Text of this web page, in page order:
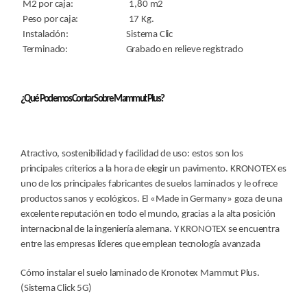
M2 por caja: 1,80 m2
Peso por caja: 17 Kg.
Instalación: Sistema Clic
Terminado: Grabado en relieve registrado
¿Qué Podemos Contar Sobre Mammut Plus?
Atractivo, sostenibilidad y facilidad de uso: estos son los
principales criterios a la hora de elegir un pavimento. KRONOTEX es
uno de los principales fabricantes de suelos laminados y le ofrece
productos sanos y ecológicos. El «Made in Germany» goza de una
excelente reputación en todo el mundo, gracias a la alta posición
internacional de la ingeniería alemana. Y KRONOTEX se encuentra
entre las empresas líderes que emplean tecnología avanzada
Cómo instalar el suelo laminado de Kronotex Mammut Plus.
(Sistema Click 5G)